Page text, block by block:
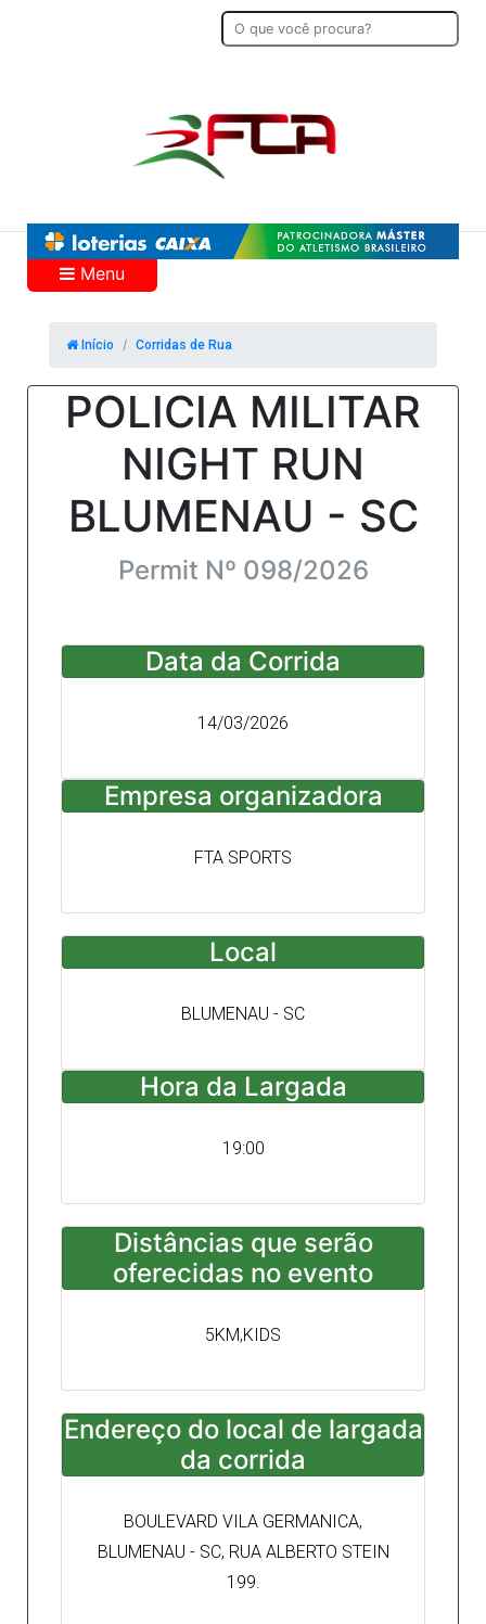
Menu
Início Corridas de Rua
POLICIA MILITAR
NIGHT RUN
BLUMENAU - SC
Permit Nº 098/2026
Data da Corrida
14/03/2026
Empresa organizadora
FTA SPORTS
Local
BLUMENAU - SC
Hora da Largada
19:00
Distâncias que serão
oferecidas no evento
5KM,KIDS
Endereço do local de largada
da corrida
BOULEVARD VILA GERMANICA,
BLUMENAU - SC, RUA ALBERTO STEIN
199.